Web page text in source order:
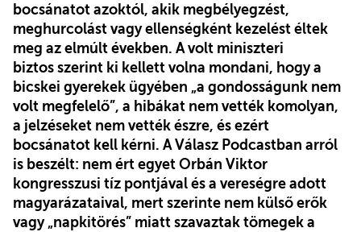
bocsánatot azoktól, akik megbélyegzést,
meghurcolást vagy ellenségként kezelést éltek
meg az elmúlt években. A volt miniszteri
biztos szerint ki kellett volna mondani, hogy a
bicskei gyerekek ügyében „a gondosságunk nem
volt megfelelő”, a hibákat nem vették komolyan,
a jelzéseket nem vették észre, és ezért
bocsánatot kell kérni. A Válasz Podcastban arról
is beszélt: nem ért egyet Orbán Viktor
kongresszusi tíz pontjával és a vereségre adott
magyarázataival, mert szerinte nem külső erők
vagy „napkitörés” miatt szavaztak tömegek a